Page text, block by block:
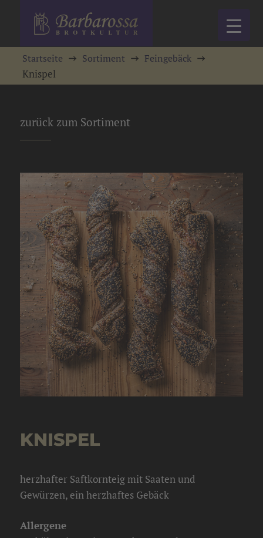
Startseite Sortiment Feingebäck
Knispel
zurück zum Sortiment
KNISPEL
herzhafter Saftkornteig mit Saaten und
Gewürzen, ein herzhaftes Gebäck
Allergene